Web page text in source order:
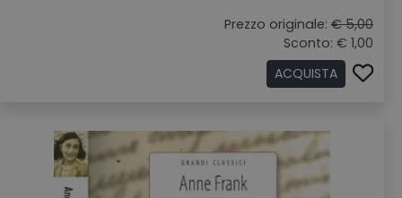
Prezzo originale: € 5,00
Sconto: € 1,00
ACQUISTA